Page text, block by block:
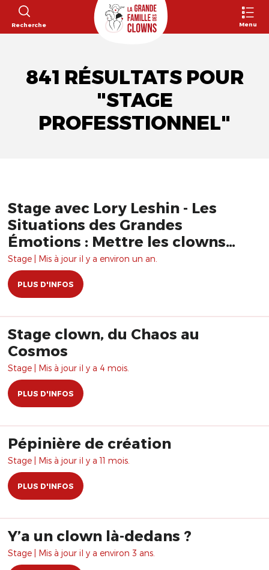
Recherche Menu
841 RÉSULTATS POUR
"STAGE
PROFESSTIONNEL"
Stage avec Lory Leshin - Les
Situations des Grandes
Émotions : Mettre les clowns
dans le Mélodrame et la
Tragédie de tous les jours, de
tous les temps.
Stage | Mis à jour il y a environ un an.
PLUS D'INFOS
Stage clown, du Chaos au
Cosmos
Stage | Mis à jour il y a 4 mois.
PLUS D'INFOS
Pépinière de création
Stage | Mis à jour il y a 11 mois.
PLUS D'INFOS
Y’a un clown là-dedans ?
Stage | Mis à jour il y a environ 3 ans.